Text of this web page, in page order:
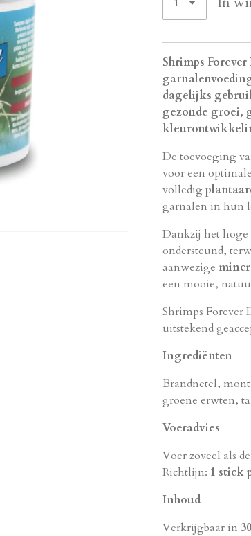
Shrimps Forever
dagelijks
gezonde groei,
De toevoeging
voor een
volledig
garnalen in hun
Dankzij het hoge
ondersteund,
aanwezige
een mooie,
Shrimps Forever
uitstekend
Ingrediënten
Brandnetel,
groene erwten,
Voeradvies
Voer zoveel als
Richtlijn: 1 stick
Inhoud
Verkrijgbaar in